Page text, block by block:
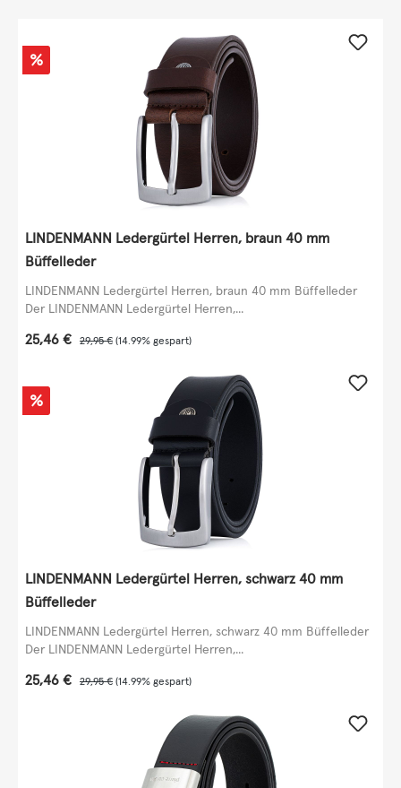
Rabatt
%
LINDENMANN Ledergürtel Herren, braun 40 mm
Büffelleder
LINDENMANN Ledergürtel Herren, braun 40 mm Büffelleder
Der LINDENMANN Ledergürtel Herren,...
Verkaufspreis:
25,46 € Regulärer Preis:
29,95 € (14.99% gespart)
Rabatt
%
LINDENMANN Ledergürtel Herren, schwarz 40 mm
Büffelleder
LINDENMANN Ledergürtel Herren, schwarz 40 mm Büffelleder
Der LINDENMANN Ledergürtel Herren,...
Verkaufspreis:
25,46 € Regulärer Preis:
29,95 € (14.99% gespart)